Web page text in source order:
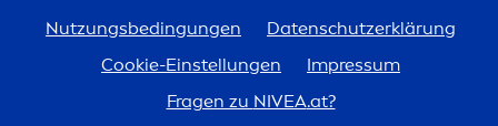
Nutzungsbedingungen
Datenschutzerklärung
Cookie-Einstellungen
Impressum
Fragen zu NIVEA.at?